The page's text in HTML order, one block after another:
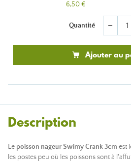
6,50 €
Quantité remove
Ajouter au
Description
Le poisson nageur Swimy Crank 3cm est
les postes peu où les poissons sont à